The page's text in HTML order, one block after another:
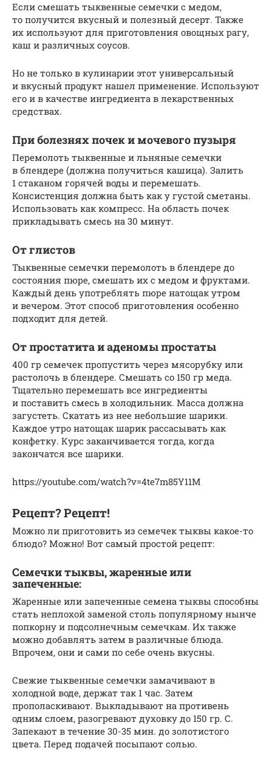
Если смешать тыквенные семечки с медом,
то получится вкусный и полезный десерт. Также
их используют для приготовления овощных рагу,
каш и различных соусов.
Но не только в кулинарии этот универсальный
и вкусный продукт нашел применение. Используют
его и в качестве ингредиента в лекарственных
средствах.
При болезнях почек и мочевого пузыря
Перемолоть тыквенные и льняные семечки
в блендере (должна получиться кашица). Залить
1 стаканом горячей воды и перемешать.
Консистенция должна быть как у густой сметаны.
Использовать как компресс. На область почек
прикладывать смесь на 30 минут.
От глистов
Тыквенные семечки перемолоть в блендере до
состояния пюре, смешать их с медом и фруктами.
Каждый день употреблять пюре натощак утром
и вечером. Этот способ приготовления особенно
подходит для детей.
От простатита и аденомы простаты
400 гр семечек пропустить через мясорубку или
растолочь в блендере. Смешать со 150 гр меда.
Тщательно перемешать все ингредиенты
и поставить смесь в холодильник. Масса должна
загустеть. Скатать из нее небольшие шарики.
Каждое утро натощак шарик рассасывать как
конфетку. Курс заканчивается тогда, когда
закончатся все шарики.
https://youtube.com/watch?v=4te7m85Y11M
Рецепт? Рецепт!
Можно ли приготовить из семечек тыквы какое-то
блюдо? Можно! Вот самый простой рецепт:
Семечки тыквы, жаренные или
запеченные:
Жаренные или запеченные семена тыквы способны
стать неплохой заменой столь популярному нынче
попкорну и подсолнечным семечкам. Их также
можно добавлять затем в различные блюда.
Впрочем, они и сами по себе очень вкусны.
Свежие тыквенные семечки замачивают в
холодной воде, держат так 1 час. Затем
прополаскивают. Выкладывают на противень
одним слоем, разогревают духовку до 150 гр. С.
Запекают в течение 30-35 мин. до золотистого
цвета. Перед подачей посыпают солью.